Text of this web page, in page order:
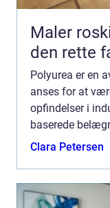
Maler roskilde sådan
den rette
Polyurea er en
anses for at
opfindelser i
baserede
anvendelser og
Clara Petersen